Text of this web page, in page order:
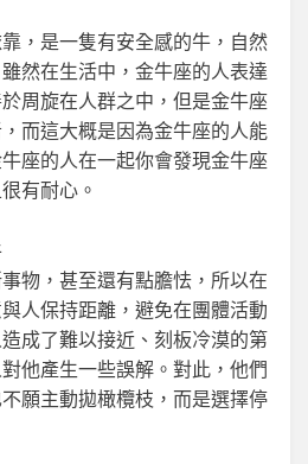
是一隻有安全感的牛，自然
然在生活中，金牛座的人表達
周旋在人群之中，但是金牛座
而這大概是因為金牛座的人能
座的人在一起你會發現金牛座
有耐心。
，甚至還有點膽怯，所以在
人保持距離，避免在團體活動
成了難以接近、刻板冷漠的第
他產生一些誤解。對此，他們
願主動拋橄欖枝，而是選擇停